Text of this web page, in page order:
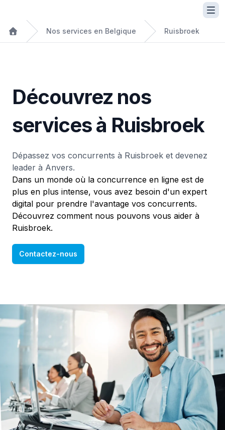
Nos services en Belgique Ruisbroek
Découvrez nos
services à Ruisbroek
Dépassez vos concurrents à Ruisbroek et devenez
leader à Anvers.
Dans un monde où la concurrence en ligne est de
plus en plus intense, vous avez besoin d'un expert
digital pour prendre l'avantage vos concurrents.
Découvrez comment nous pouvons vous aider à
Ruisbroek.
Contactez-nous